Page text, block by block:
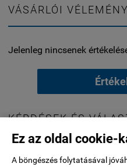
Ez az oldal cookie-
A böngészés folytatásával
VÁSÁRLÓI
Jelenleg nincsenek
KÉRDÉSEK ÉS
Jelenleg nincsenek